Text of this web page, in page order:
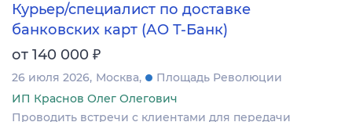
Курьер/специалист по доставке
банковских карт (АО Т-Банк)
от 140 000 ₽
26 июля 2026 Москва
Площадь Революции
ИП Краснов Олег Олегович
Проводить встречи с клиентами для передачи